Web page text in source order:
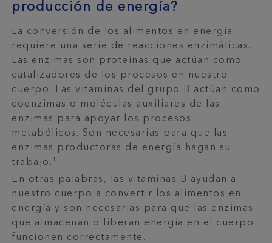
producción de energía?
La conversión de los alimentos en energía
requiere una serie de reacciones enzimáticas.
Las enzimas son proteínas que actúan como
catalizadores de los procesos en nuestro
cuerpo. Las vitaminas del grupo B actúan como
coenzimas o moléculas auxiliares de las
enzimas para apoyar los procesos
metabólicos. Son necesarias para que las
enzimas productoras de energía hagan su
trabajo. 1
En otras palabras, las vitaminas B ayudan a
nuestro cuerpo a convertir los alimentos en
energía y son necesarias para que las enzimas
que almacenan o liberan energía en el cuerpo
funcionen correctamente.